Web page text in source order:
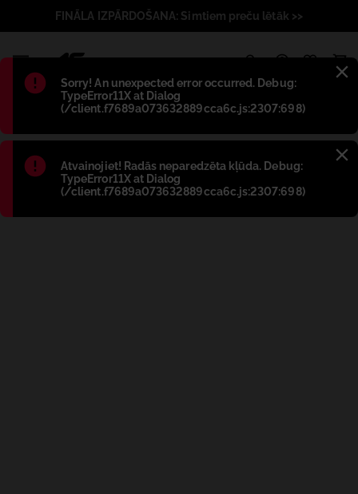
Błąd:
Sorry! An unexpected error occurred. Debug:
TypeError11X at Dialog
(/client.f7689a073632889cca6c.js:2307:698)
Błąd:
Atvainojiet! Radās neparedzēta kļūda. Debug:
TypeError11X at Dialog
(/client.f7689a073632889cca6c.js:2307:698)
FINĀLA IZPĀRDOŠANA: Simtiem preču lētāk >>